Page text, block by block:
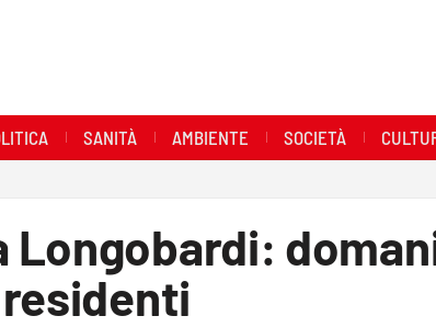
SANITÀ AMBIENTE SOCIETÀ
Longobardi: